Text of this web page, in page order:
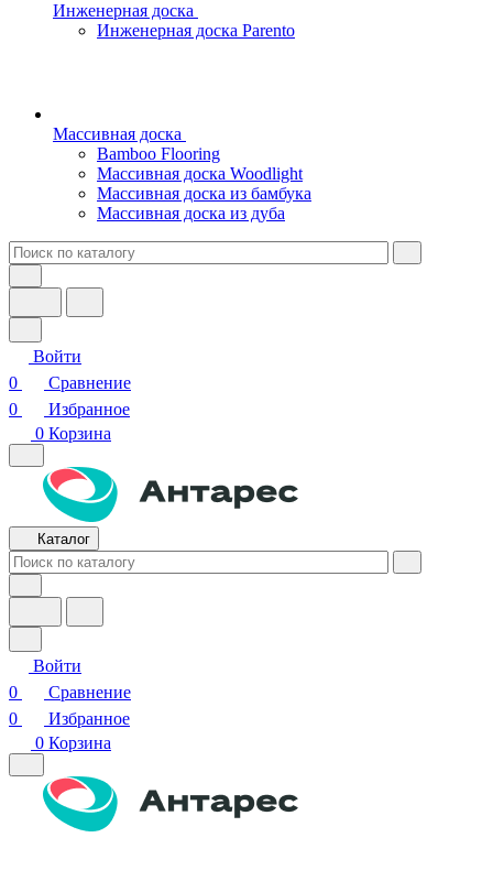
Инженерная доска
Инженерная доска Parento
Массивная доска
Bamboo Flooring
Массивная доска Woodlight
Массивная доска из бамбука
Массивная доска из дуба
Войти
0
Сравнение
0
Избранное
0 Корзина
Каталог
Войти
0
Сравнение
0
Избранное
0 Корзина